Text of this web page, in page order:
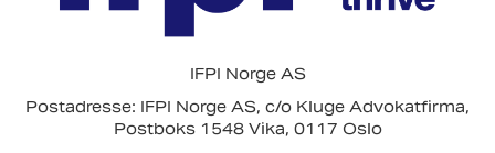
IFPI Norge AS
Postadresse: IFPI Norge AS, c/o Kluge Advokatfirma,
Postboks 1548 Vika, 0117 Oslo